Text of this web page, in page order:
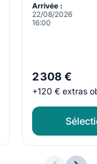
Arrivée :
22/08/2026
16:00
2 308 €
+120 € extras